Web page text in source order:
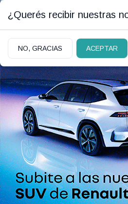
Archivo de
Noticias del 2026-06-
¿Querés recibir nuestras
NO, GRACIAS ACEPTAR